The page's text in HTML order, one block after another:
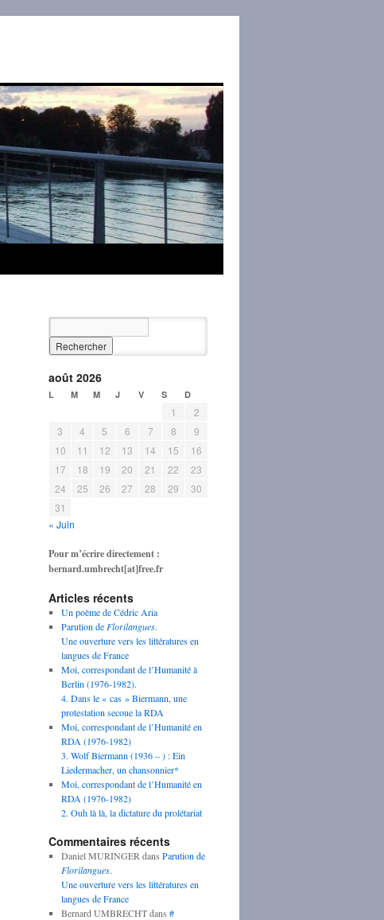
août 2026
L M M J V S D
1
2
3
4 5 6 7 8
9
10
11 12 13 14 15
16
17
18 19 20 21 22
23
24
25 26 27 28 29
30
31
« Juin
Pour m’écrire directement :
bernard.umbrecht[at]free.fr
Articles récents
Un poème de Cédric Aria
Parution de Florilangues.
Une ouverture vers les littératures en
langues de France
Moi, correspondant de l’Humanité à
Berlin (1976-1982).
4. Dans le « cas » Biermann, une
protestation secoue la RDA
Moi, correspondant de l’Humanité en
RDA (1976-1982)
3. Wolf Biermann (1936 – ) : Ein
Liedermacher, un chansonnier*
Moi, correspondant de l’Humanité en
RDA (1976-1982)
2. Ouh là là, la dictature du prolétariat
Commentaires récents
Daniel MURINGER dans Parution de
Florilangues.
Une ouverture vers les littératures en
langues de France
Bernard UMBRECHTdans #